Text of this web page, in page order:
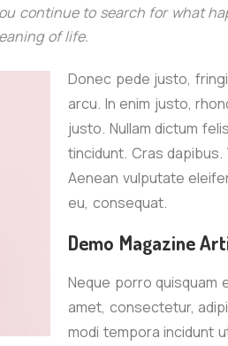
continue to search for what
of life.
Donec pede justo,
arcu. In enim justo,
justo. Nullam dictum
tincidunt. Cras dapibus.
Aenean vulputate
eu, consequat.
Demo Magazine
Neque porro quisquam
amet, consectetur,
modi tempora incidunt